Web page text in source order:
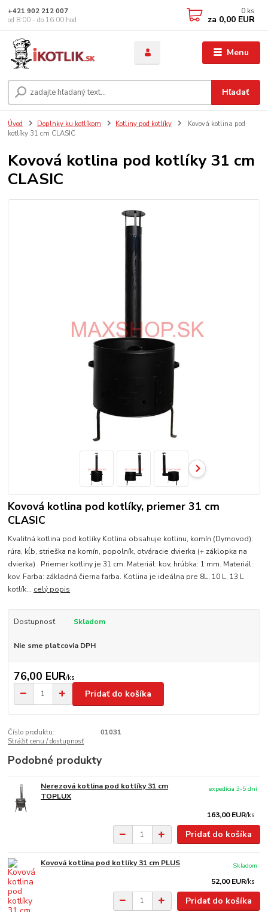
Menu
Hľadať
+421 902 212 007
od 8:00 - do 16:00 hod
0 ks
za 0,00 EUR
Úvod Doplnky ku kotlíkom Kotliny pod kotlíky
Kovová kotlina pod
kotlíky 31 cm CLASIC
Kovová kotlina pod kotlíky 31 cm
CLASIC
Kovová kotlina pod kotlíky, priemer 31 cm
CLASIC
Kvalitná kotlina pod kotlíky Kotlina obsahuje kotlinu, komín (Dymovod):
rúra, kĺb, strieška na komín, popolník, otváracie dvierka (+ záklopka na
dvierka) Priemer kotliny je 31 cm. Materiál: kov, hrúbka: 1 mm. Materiál:
kov. Farba: základná čierna farba. Kotlina je ideálna pre 8L, 10 L, 13 L
kotlík... celý popis
Dostupnosť Skladom
Nie sme platcovia DPH
76,00 EUR/ks
Pridať do košíka
Číslo produktu:
01031
Strážiť cenu / dostupnosť
Podobné produkty
Nerezová kotlina pod kotlíky 31 cm
TOPLUX
163,00 EUR/ks
expedícia 3-5 dní
Pridať do košíka
Kovová kotlina pod kotlíky 31 cm PLUS
52,00 EUR/ks
Skladom
Pridať do košíka